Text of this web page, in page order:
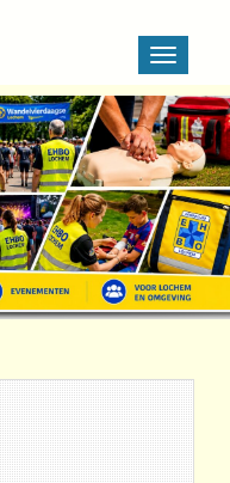
Wissel
navigatie